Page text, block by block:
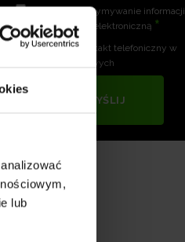
lub
Zgoda na otrzymywanie informacji
handlowych drogą elektroniczną *
Zgoda na kontakt telefoniczny w
celach marketingowych
WYŚLIJ